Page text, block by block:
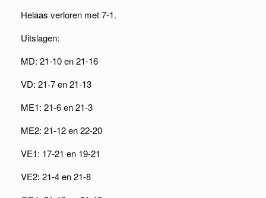
Helaas verloren met 7-1.
Uitslagen:
MD: 21-10 en 21-16
VD: 21-7 en 21-13
ME1: 21-6 en 21-3
ME2: 21-12 en 22-20
VE1: 17-21 en 19-21
VE2: 21-4 en 21-8